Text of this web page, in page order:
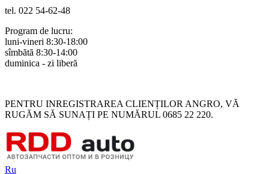
tel. 022 54-62-48
Program de lucru:
luni-vineri 8:30-18:00
sîmbătă 8:30-14:00
duminica - zi liberă
PENTRU INREGISTRAREA CLIENȚILOR ANGRO, VĂ
RUGĂM SĂ SUNAȚI PE NUMĂRUL 0685 22 220.
Ru